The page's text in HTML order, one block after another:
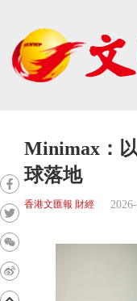
Minimax：
球落地
香港文匯報 財經